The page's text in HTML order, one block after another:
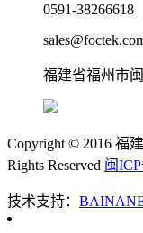
0591-38266618
福建省福州市
Copyright © 2016 福
Rights Reserved 闽
技术支持：